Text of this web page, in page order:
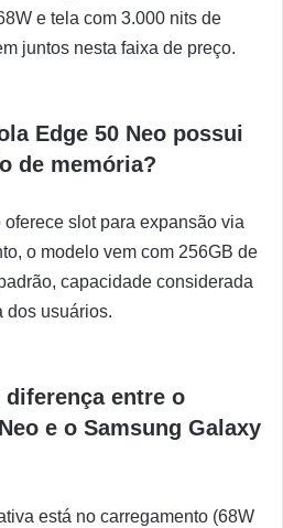
e tela com 3.000 nits de
juntos nesta faixa de preço.
Edge 50 Neo possui
de memória?
slot para expansão via
o modelo vem com 256GB de
capacidade considerada
dos usuários.
entre o
e o Samsung Galaxy
está no carregamento (68W